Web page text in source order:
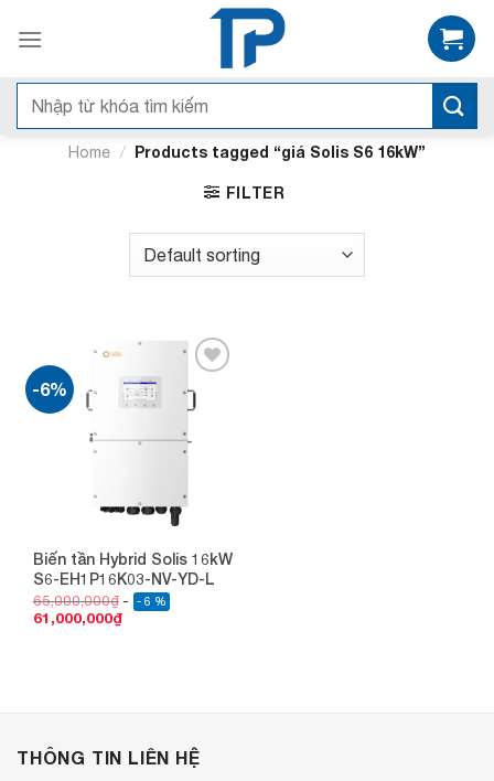
qua
dungSearch
Home / Products tagged “giá Solis S6 16kW”
FILTER
-6%
wishlist
Biến tần Hybrid Solis 16kW
S6-EH1P16K03-NV-YD-L
65,000,000₫ - 6 %
61,000,000₫
THÔNG TIN LIÊN HỆ